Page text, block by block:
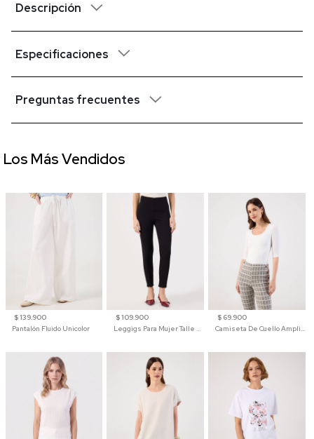
Descripción
Especificaciones
Preguntas frecuentes
$ 139.900
Pantalón Fluido Unicolor
$ 109.900
Leggigs Para Mujer Talle Alto Liso
$ 69.900
Camiseta De Cuello Amplio Y Manga 3/4 Para Mujer
Los Más Vendidos